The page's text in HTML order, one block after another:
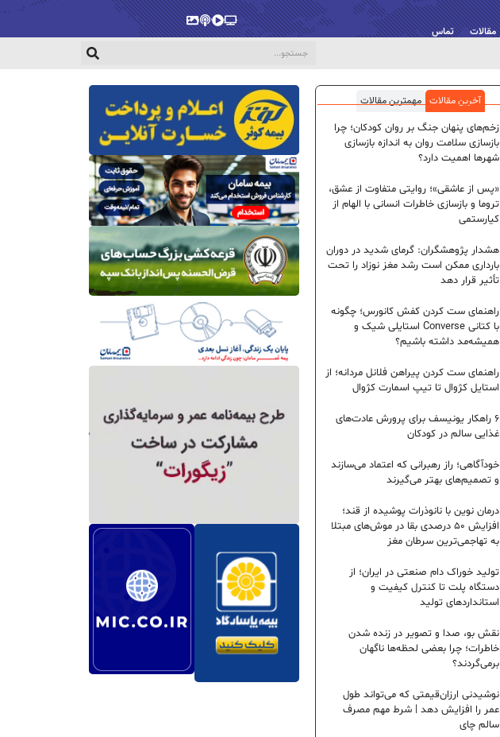
مقالات تماس
پخش‌زندهویدیو
پادکستگالری
آخرین مقالات مهمترین مقالات
زخم‌های پنهان جنگ بر روان کودکان؛ چرا
بازسازی سلامت روان به اندازه بازسازی
شهرها اهمیت دارد؟
«پس از عاشقی»؛ روایتی متفاوت از عشق،
تروما و بازسازی خاطرات انسانی با الهام از
کیارستمی
هشدار پژوهشگران: گرمای شدید در دوران
بارداری ممکن است رشد مغز نوزاد را تحت
تأثیر قرار دهد
راهنمای ست کردن کفش کانورس؛ چگونه
با کتانی Converse استایلی شیک و
همیشه‌مد داشته باشیم؟
راهنمای ست کردن پیراهن فلانل مردانه؛ از
استایل کژوال تا تیپ اسمارت کژوال
۶ راهکار یونیسف برای پرورش عادت‌های
غذایی سالم در کودکان
خودآگاهی؛ راز رهبرانی که اعتماد می‌سازند
و تصمیم‌های بهتر می‌گیرند
درمان نوین با نانوذرات پوشیده از قند؛
افزایش ۵۰ درصدی بقا در موش‌های مبتلا
به تهاجمی‌ترین سرطان مغز
تولید خوراک دام صنعتی در ایران؛ از
دستگاه پلت تا کنترل کیفیت و
استانداردهای تولید
نقش بو، صدا و تصویر در زنده شدن
خاطرات؛ چرا بعضی لحظه‌ها ناگهان
برمی‌گردند؟
نوشیدنی ارزان‌قیمتی که می‌تواند طول
عمر را افزایش دهد | شرط مهم مصرف
سالم چای